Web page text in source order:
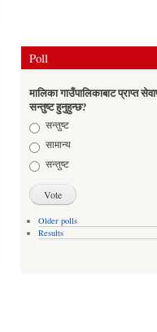
Poll
मालिका गाउँपालिकाबाट प्राप्त
सन्तुष्ट हुनुहुन्छ?
Choices
सन्तुष्ट
सामान्य
सन्तुष्ट
Older polls
Results